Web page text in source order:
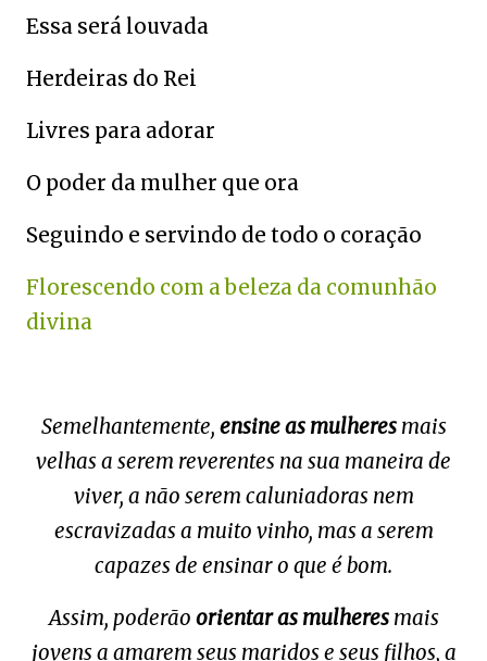
Essa será louvada
Herdeiras do Rei
Livres para adorar
O poder da mulher que ora
Seguindo e servindo de todo o coração
Florescendo com a beleza da comunhão
divina
Semelhantemente, ensineas mulheresmais
velhas a serem reverentes na sua maneira de
viver, a não serem caluniadoras nem
escravizadas a muito vinho, mas a serem
capazes de ensinar o que é bom.
Assim, poderão orientar as mulheresmais
jovens a amarem seus maridos e seus filhos, a